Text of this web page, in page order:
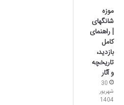
موزه
شانگهای
| راهنمای
کامل
بازدید،
تاریخچه
و آثار
30
شهریور
1404